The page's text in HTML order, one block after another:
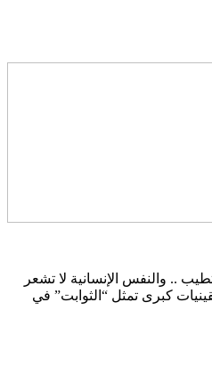
.. والنفس الإنسانية لا تشعر
كبرى تمثل “الثوابت” في